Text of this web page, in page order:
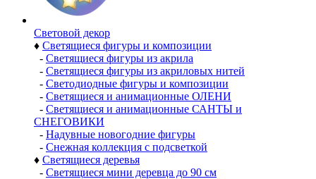
Световой декор
♦ Светящиеся фигуры и композиции
- Светящиеся фигуры из акрила
- Светящиеся фигуры из акриловых нитей
- Светодиодные фигуры и композиции
- Светящиеся и анимационные ОЛЕНИ
- Светящиеся и анимационные САНТЫ и
СНЕГОВИКИ
- Надувные новогодние фигуры
- Снежная коллекция с подсветкой
♦ Светящиеся деревья
- Светящиеся мини деревца до 90 см